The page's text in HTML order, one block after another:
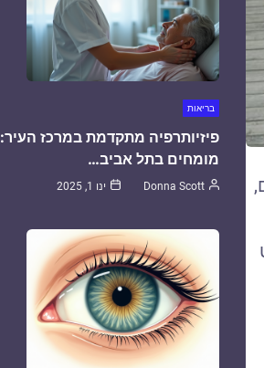
בריאות
פיזיותרפיה מתקדמת במרכז העיר:
מומחים בתל אביב…
Donna Scott ינו 1, 2025